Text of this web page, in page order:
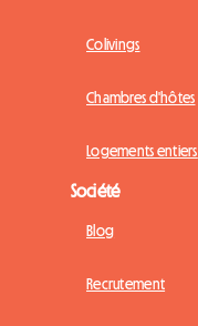
Colivings
Chambres d'hôtes
Logements entiers
Société
Blog
Recrutement